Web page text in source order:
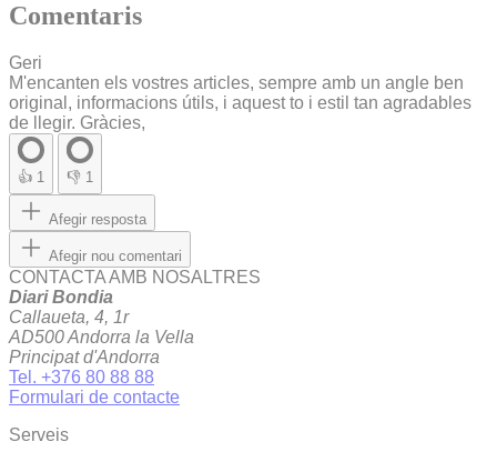
Comentaris
Geri
M'encanten els vostres articles, sempre amb un angle ben
original, informacions útils, i aquest to i estil tan agradables
de llegir. Gràcies,
👍 1 👎 1
Afegir resposta
Afegir nou comentari
CONTACTA AMB NOSALTRES
Diari Bondia
Callaueta, 4, 1r
AD500 Andorra la Vella
Principat d'Andorra
Tel. +376 80 88 88
Formulari de contacte
Serveis